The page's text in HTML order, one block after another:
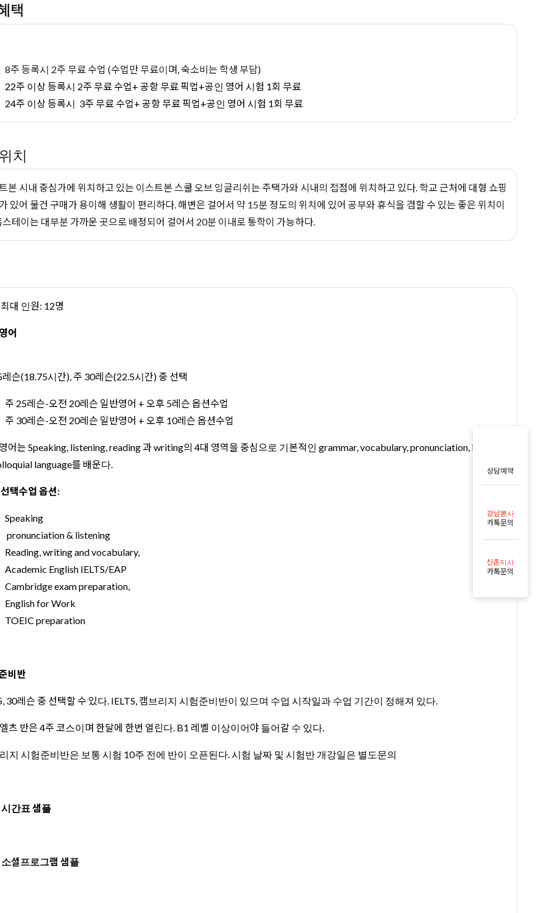
상담예약
강남본사
카톡문의
신촌지사
카톡문의
택
8주 등록시 2주 무료 수업 (수업만 무료이며, 숙소비는 학생 부담)
22주 이상 등록시 2주 무료 수업+ 공항 무료 픽업+공인 영어 시험 1회 무료
24주 이상 등록시 3주 무료 수업+ 공항 무료 픽업+공인 영어 시험 1회 무료
치
본 시내 중심가에 위치하고 있는 이스트본 스쿨 오브 잉글리쉬는 주택가와 시내의 접점에 위치하고 있다. 학교 근처에 대형 쇼핑
있어 물건 구매가 용이해 생활이 편리하다. 해변은 걸어서 약 15분 정도의 위치에 있어 공부와 휴식을 겸할 수 있는 좋은 위치이
스테이는 대부분 가까운 곳으로 배정되어 걸어서 20분 이내로 통학이 가능하다.
대 인원: 12명
어
레슨(18.75시간), 주 30레슨(22.5시간) 중 선택
주 25레슨-오전 20레슨 일반영어 + 오후 5레슨 옵션수업
주 30레슨-오전 20레슨 일반영어 + 오후 10레슨 옵션수업
어는 Speaking, listening, reading 과 writing의 4대 영역을 중심으로 기본적인 grammar, vocabulary, pronunciation, idioms
language를 배운다.
택수업 옵션:
Speaking
pronunciation & listening
Reading, writing and vocabulary,
Academic English IELTS/EAP
Cambridge exam preparation,
English for Work
TOEIC preparation
비반
30레슨 중 선택할 수 있다. IELTS, 캠브리지 시험준비반이 있으며 수업 시작일과 수업 기간이 정해져 있다.
츠 반은 4주 코스이며 한달에 한번 열린다. B1 레벨 이상이어야 들어갈 수 있다.
지 시험준비반은 보통 시험 10주 전에 반이 오픈된다. 시험 날짜 및 시험반 개강일은 별도문의
간표 샘플
셜프로그램 샘플